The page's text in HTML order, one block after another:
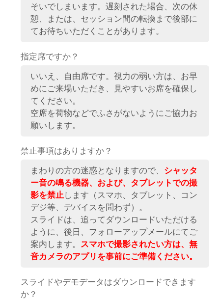
そいでしまいます。遅刻された場合、次の休
憩、または、セッション間の転換まで後部に
てお待ちいただくことがあります。
指定席ですか？
いいえ、自由席です。視力の弱い方は、お早
めにご来場いただき、見やすいお席を確保し
てください。
空席を荷物などでふさがないようにご協力お
願いします。
禁止事項はありますか？
まわりの方の迷惑となりますので、 シャッタ
ー音の鳴る機器、および、タブレットでの撮
影を禁止します（スマホ、タブレット、コン
デジ等、デバイスを問わず）。
スライドは、追ってダウンロードいただける
ように、後日、フォローアップメールにてご
案内します。 スマホで撮影されたい方は、無
音カメラのアプリを事前にご準備ください。
スライドやデモデータはダウンロードできます
か？